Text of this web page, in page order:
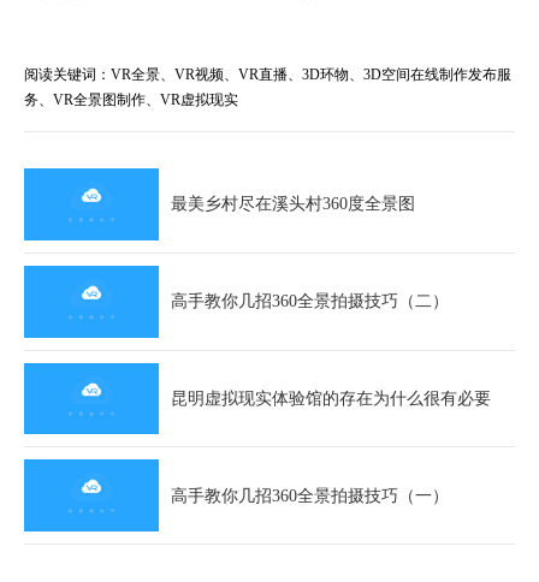
阅读关键词：VR全景、VR视频、VR直播、3D环物、3D空间在线制作发布服
务、VR全景图制作、VR虚拟现实
最美乡村尽在溪头村360度全景图
高手教你几招360全景拍摄技巧（二）
昆明虚拟现实体验馆的存在为什么很有必要
高手教你几招360全景拍摄技巧（一）